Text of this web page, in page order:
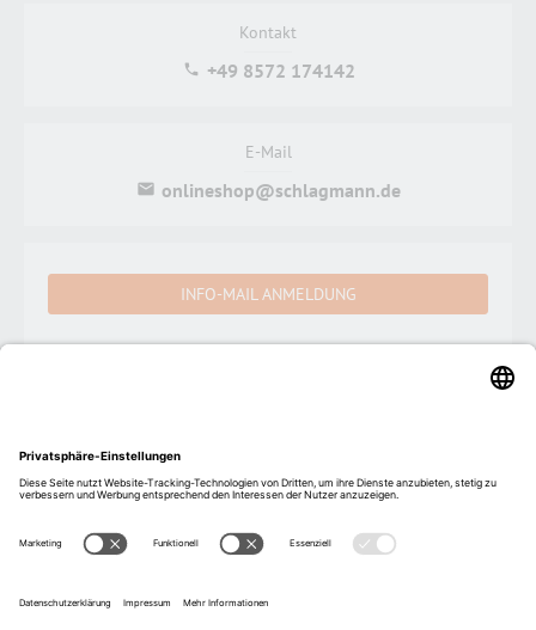
Kontakt
+49 8572 174142
E-Mail
onlineshop@schlagmann.de
INFO-MAIL ANMELDUNG
Ziegeleistraße 1, 84367 Zeilarn, Deutschland